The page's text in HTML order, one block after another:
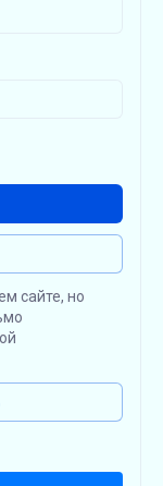
сайте, но